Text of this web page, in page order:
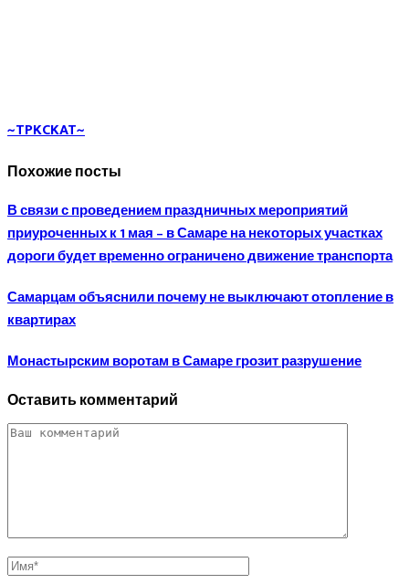
~TPKCKAT~
Похожие посты
В связи с проведением праздничных мероприятий
приуроченных к 1 мая – в Самаре на некоторых участках
дороги будет временно ограничено движение транспорта
Самарцам объяснили почему не выключают отопление в
квартирах
Монастырским воротам в Самаре грозит разрушение
Оставить комментарий